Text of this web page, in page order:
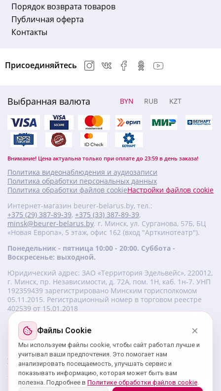
Порядок возврата товаров
Публичная оферта
Контакты
Выбранная валюта BYN RUB KZT
Внимание! Цена актуальна только при оплате до 23:59 в день заказа!
Присоединяйтесь
Политика видеонаблюдения и аудиозаписи
Политика обработки персональных данных
Политика обработки файлов cookieНастройки файлов cookie
Интернет-магазин beurer-belarus.by, тел.:
+375 (29) 387-89-39, +375 (33) 387-89-39,
minsk@beurer-belarus.by. г. Минск, ул. Сурганова, 57Б, БЦ
«Новая Европа», 5 этаж, офис 162 (вход "Арткинотеатр").
Понедельник - пятница 10:00 - 20:00. Суббота -
Воскресенье: выходной.
Юридический адрес: ЗАО «Территория Эдельвейс», 220012,
г. Минск, пр. Независимости, д. 72А, пом. 1Н, каб. 1н-7. УНП
‎192359439 зарегистрировано Минским горисполкомом
05.11.2015. Регистрационный номер в торговом реестре
402539 от 15.01.2018
Изготовитель beurer: Бойрер Гмбх, Софлингер штрассе 218,
89077-УЛМ, Германия.
Импортер: ЗАО «Территория Эдельвейс», 220056, г. Минск,
ул. 50 лет Победы, д. 8, пом. 56.
Сервисный центр: г. Минск, ул. Сурганова, 57Б, офис 162,
тел.: +375 29 180 89 39;service@beurer-belarus.by
Файлы Cookie
Мы используем файлы cookie, чтобы сайт работал лучше и
учитывал ваши предпочтения. Это помогает нам
анализировать посещаемость, улучшать сервис и
показывать информацию, которая может быть вам
полезна. Подробнее в Политике обработки файлов cookie.